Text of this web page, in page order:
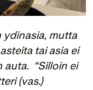
ydinasia, mutta
tai asia ei
“Silloin ei
(vas.)